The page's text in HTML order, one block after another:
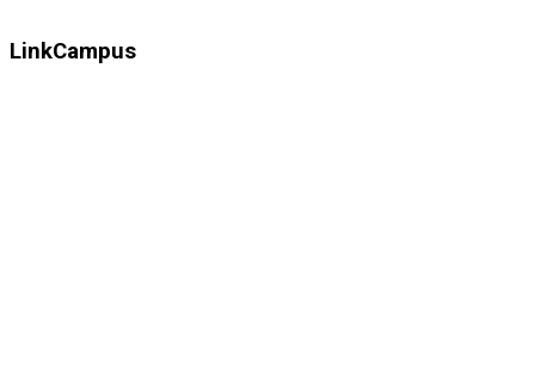
LinkCampus